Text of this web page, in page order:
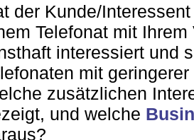
der Kunde/
Telefonat mit
interessiert und
mit
zusätzlichen
und welche